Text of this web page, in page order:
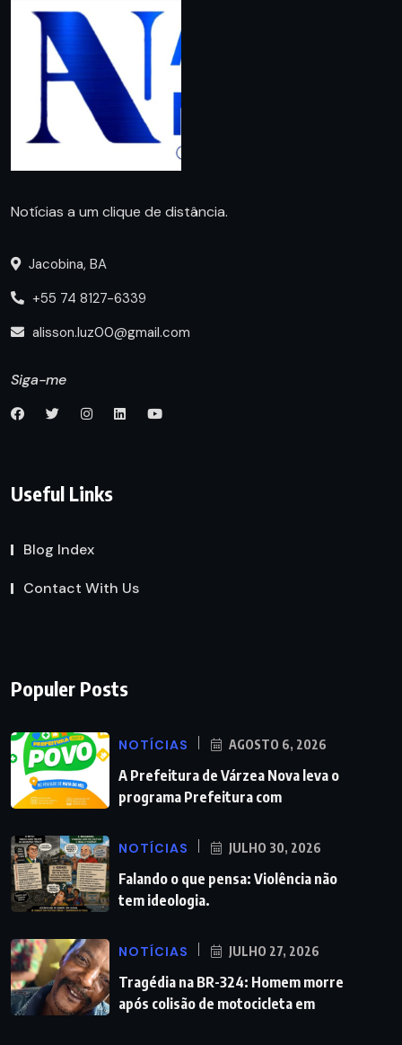
Notícias a um clique de distância.
Jacobina, BA
+55 74 8127-6339
alisson.luz00@gmail.com
Siga-me
Useful Links
Blog Index
Contact With Us
Populer Posts
NOTÍCIAS AGOSTO 6, 2026
A Prefeitura de Várzea Nova leva o
programa Prefeitura com
NOTÍCIAS JULHO 30, 2026
Falando o que pensa: Violência não
tem ideologia.
NOTÍCIAS JULHO 27, 2026
Tragédia na BR-324: Homem morre
após colisão de motocicleta em